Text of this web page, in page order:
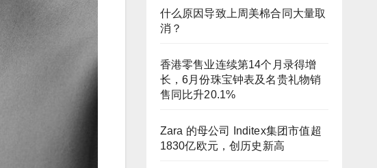
什么原因导致上周美棉合同大量取
消？
香港零售业连续第14个月录得增
长，6月份珠宝钟表及名贵礼物销
售同比升20.1%
Zara 的母公司 Inditex集团市值超
1830亿欧元，创历史新高